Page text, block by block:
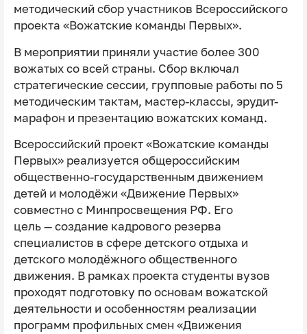
методический сбор участников Всероссийского
проекта «Вожатские команды Первых».
В мероприятии приняли участие более 300
вожатых со всей страны. Сбор включал
стратегические сессии, групповые работы по 5
методическим тактам, мастер-классы, эрудит-
марафон и презентацию вожатских команд.
Всероссийский проект «Вожатские команды
Первых» реализуется общероссийским
общественно-государственным движением
детей и молодёжи «Движение Первых»
совместно с Минпросвещения РФ. Его
цель — создание кадрового резерва
специалистов в сфере детского отдыха и
детского молодёжного общественного
движения. В рамках проекта студенты вузов
проходят подготовку по основам вожатской
деятельности и особенностям реализации
программ профильных смен «Движения